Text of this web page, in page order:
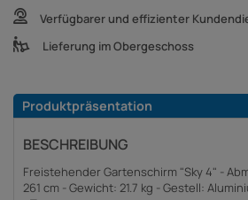
Verfügbarer und effizienter
Lieferung im Obergeschoss
Produktpräsentation
BESCHREIBUNG
Freistehender Gartenschirm "Sky 4" -
261 cm - Gewicht: 21.7 kg - Gestell: